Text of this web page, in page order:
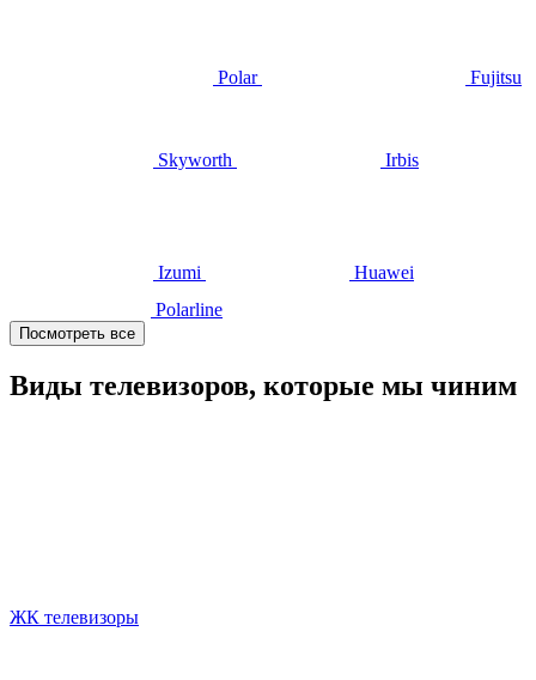
Polar Fujitsu
Skyworth Irbis
Izumi
Huawei
Polarline
Посмотреть все
Виды телевизоров, которые мы чиним
ЖК телевизоры